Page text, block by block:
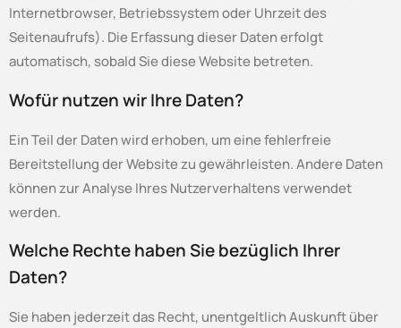
Internetbrowser, Betriebssystem oder Uhrzeit des
Seitenaufrufs). Die Erfassung dieser Daten erfolgt
automatisch, sobald Sie diese Website betreten.
Wofür nutzen wir Ihre Daten?
Ein Teil der Daten wird erhoben, um eine fehlerfreie
Bereitstellung der Website zu gewährleisten. Andere Daten
können zur Analyse Ihres Nutzerverhaltens verwendet
werden.
Welche Rechte haben Sie bezüglich Ihrer
Daten?
Sie haben jederzeit das Recht, unentgeltlich Auskunft über